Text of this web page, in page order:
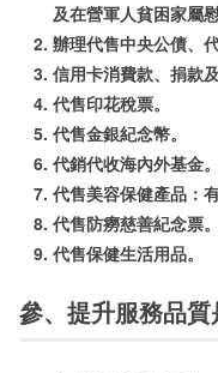
及在營軍人貧困家屬
辦理代售中央公債、
信用卡消費款、捐款
代售印花稅票。
代售金銀紀念幣。
代銷代收海內外基金
代售美容保健產品：
代售防癆慈善紀念票
代售保健生活用品。
參、提升服務品